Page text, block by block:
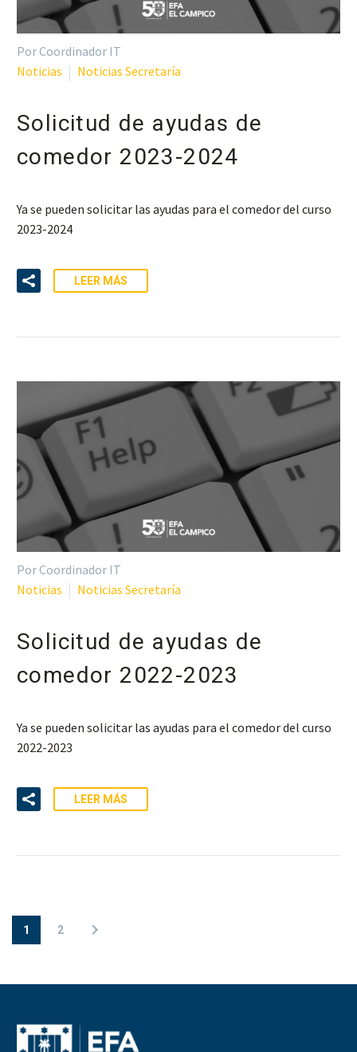
Por Coordinador IT
Noticias
Noticias Secretaría
Solicitud de ayudas de
comedor 2023-2024
Ya se pueden solicitar las ayudas para el comedor del curso
2023-2024
LEER MÁS
Por Coordinador IT
Noticias
Noticias Secretaría
Solicitud de ayudas de
comedor 2022-2023
Ya se pueden solicitar las ayudas para el comedor del curso
2022-2023
LEER MÁS
1 2